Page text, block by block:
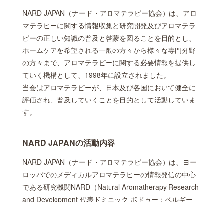
NARD JAPAN（ナード・アロマテラピー協会）は、アロ
マテラピーに関する情報収集と研究開発及びアロマテラ
ピーの正しい知識の普及と啓蒙を図ることを目的とし、
ホームケアを希望される一般の方々から様々な専門分野
の方々まで、アロマテラピーに関する必要情報を提供し
ていく機構として、1998年に設立されました。
当会はアロマテラピーが、日本及び各国において健全に
評価され、普及していくことを目的として活動していま
す。
NARD JAPANの活動内容
NARD JAPAN（ナード・アロマテラピー協会）は、ヨー
ロッパでのメディカルアロマテラピーの情報発信の中心
である研究機関NARD（Natural Aromatherapy Research
and Development 代表ドミニック ボドゥー：ベルギー